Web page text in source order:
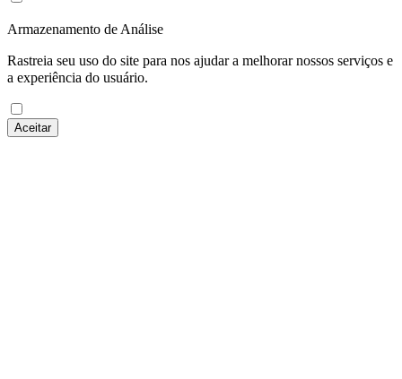
Armazenamento de Análise
Rastreia seu uso do site para nos ajudar a melhorar nossos serviços e
a experiência do usuário.
Aceitar